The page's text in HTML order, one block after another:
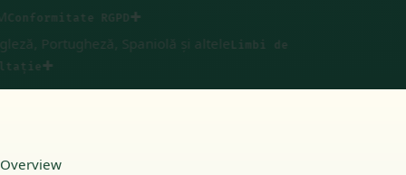
RGPD✚
Portugheză, Spaniolă și alteleLimbi de
✚
Overview